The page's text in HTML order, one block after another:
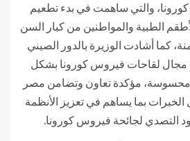
والتي ساهمت في بدء تطعيم
الطبية والمواطنين من كبار السن
كما أشادت الوزيرة بالدور الصيني
مجال لقاحات فيروس كورونا بشكل
مؤكدة تعاون وتضامن مصر
الخبرات بما يساهم في تعزيز الأنظمة
التصدي لجائحة فيروس كورونا.